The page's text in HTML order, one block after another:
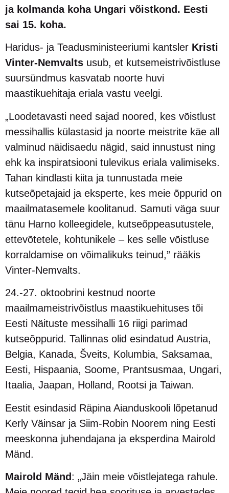
ja kolmanda koha Ungari võistkond. Eesti
sai 15. koha.
Haridus- ja Teadusministeeriumi kantsler Kristi
Vinter-Nemvalts usub, et kutsemeistrivõistluse
suursündmus kasvatab noorte huvi
maastikuehitaja eriala vastu veelgi.
„Loodetavasti need sajad noored, kes võistlust
messihallis külastasid ja noorte meistrite käe all
valminud näidisaedu nägid, said innustust ning
ehk ka inspiratsiooni tulevikus eriala valimiseks.
Tahan kindlasti kiita ja tunnustada meie
kutseõpetajaid ja eksperte, kes meie õppurid on
maailmatasemele koolitanud. Samuti väga suur
tänu Harno kolleegidele, kutseõppeasutustele,
ettevõtetele, kohtunikele – kes selle võistluse
korraldamise on võimalikuks teinud,” rääkis
Vinter-Nemvalts.
24.-27. oktoobrini kestnud noorte
maailmameistrivõistlus maastikuehituses tõi
Eesti Näituste messihalli 16 riigi parimad
kutseõppurid. Tallinnas olid esindatud Austria,
Belgia, Kanada, Šveits, Kolumbia, Saksamaa,
Eesti, Hispaania, Soome, Prantsusmaa, Ungari,
Itaalia, Jaapan, Holland, Rootsi ja Taiwan.
Eestit esindasid Räpina Aianduskooli lõpetanud
Kerly Väinsar ja Siim-Robin Noorem ning Eesti
meeskonna juhendajana ja eksperdina Mairold
Mänd.
Mairold Mänd : „Jäin meie võistlejatega rahule.